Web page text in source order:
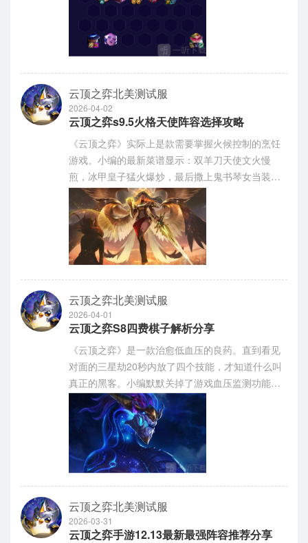
云顶之弈北美测试服
2026-04-02
云顶之弈s9.5火格天使阵容选择攻略
《云顶之弈》实际上是款需要掌握火候控制的烹饪
游戏。小编的最新菜谱显示：双羊刀天使文火慢
煎，冰甲皇子猛火爆炒，最后撒上鬼书琴女当装饰
香菜。感到兴趣的用户们与小编深入了解一下吧。
云顶之弈北美测试服
2026-04-01
云顶之弈S8四费棋子解析分享
《云顶之弈》是一款治愈低血压的良药。直到看见
对面的三星劫20秒内放了四个技能，才知道什么叫
真正的黑客。小编默默关掉了游戏血压监测功能。
感兴趣的朋友们与小编一起来看一下吧。
云顶之弈北美测试服
2026-03-31
云顶之弈手游12.13最新最强阵容推荐分享